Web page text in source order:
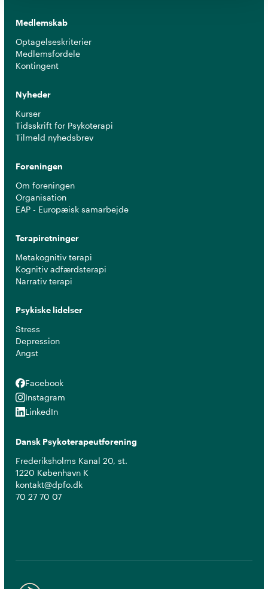
Medlemskab
Optagelseskriterier
Medlemsfordele
Kontingent
Nyheder
Kurser
Tidsskrift for Psykoterapi
Tilmeld nyhedsbrev
Foreningen
Om foreningen
Organisation
EAP - Europæisk samarbejde
Terapiretninger
Metakognitiv terapi
Kognitiv adfærdsterapi
Narrativ terapi
Psykiske lidelser
Stress
Depression
Angst
Facebook
Facebook
Instagram
Instagram
LinkedIn
LinkedIn
Dansk Psykoterapeutforening
Frederiksholms Kanal 20, st.
1220 København K
kontakt@dpfo.dk
70 27 70 07